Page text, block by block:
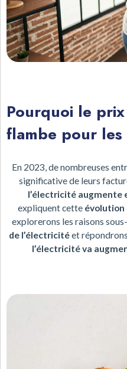
Pourquoi le
flambe pour
En 2023, de nombreuses
significative de leurs
l’électricité augmente
expliquent cette évolution
explorerons les raisons
de l’électricitéet
l’électricité va